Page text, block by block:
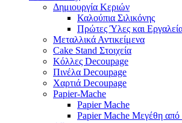
Δημιουργία Κεριών
Καλούπια Σιλικόνης
Πρώτες Ύλες και
Μεταλλικά Αντικείμενα
Cake Stand Στοιχεία
Κόλλες Decoupage
Πινέλα Decoupage
Χαρτιά Decoupage
Papier-Mache
Papier Mache
Papier Mache Μεγέθη